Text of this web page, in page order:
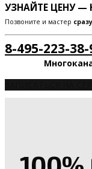
УЗНАЙТЕ ЦЕНУ
Позвоните и мастер
8-495-223-38-